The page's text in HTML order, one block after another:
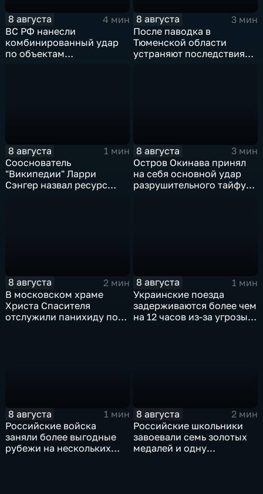
8 августа
4 мин
ВС РФ нанесли
комбинированный удар
по объектам
8 августа
3 мин
После паводка в
Тюменской области
устраняют последствия
8 августа
1 мин
Сооснователь
"Википедии" Ларри
Сэнгер назвал ресурс
8 августа
3 мин
Остров Окинава принял
на себя основной удар
разрушительного тайфуна
8 августа
2 мин
В московском храме
Христа Спасителя
отслужили панихиду по
8 августа
1 мин
Украинские поезда
задерживаются более чем
на 12 часов из-за угрозы
8 августа
1 мин
Российские войска
заняли более выгодные
рубежи на нескольких
8 августа
2 мин
Российские школьники
завоевали семь золотых
медалей и одну